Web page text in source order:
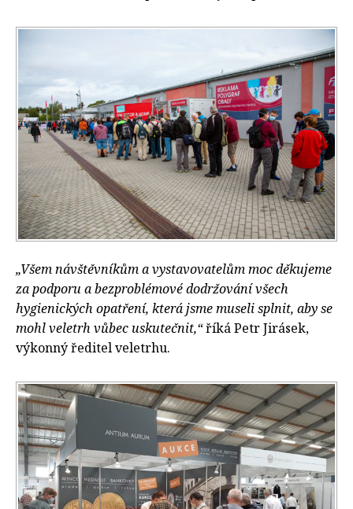
„Všem návštěvníkům a vystavovatelům moc děkujeme
za podporu a bezproblémové dodržování všech
hygienických opatření, která jsme museli splnit, aby se
mohl veletrh vůbec uskutečnit,“říká Petr Jirásek,
výkonný ředitel veletrhu.